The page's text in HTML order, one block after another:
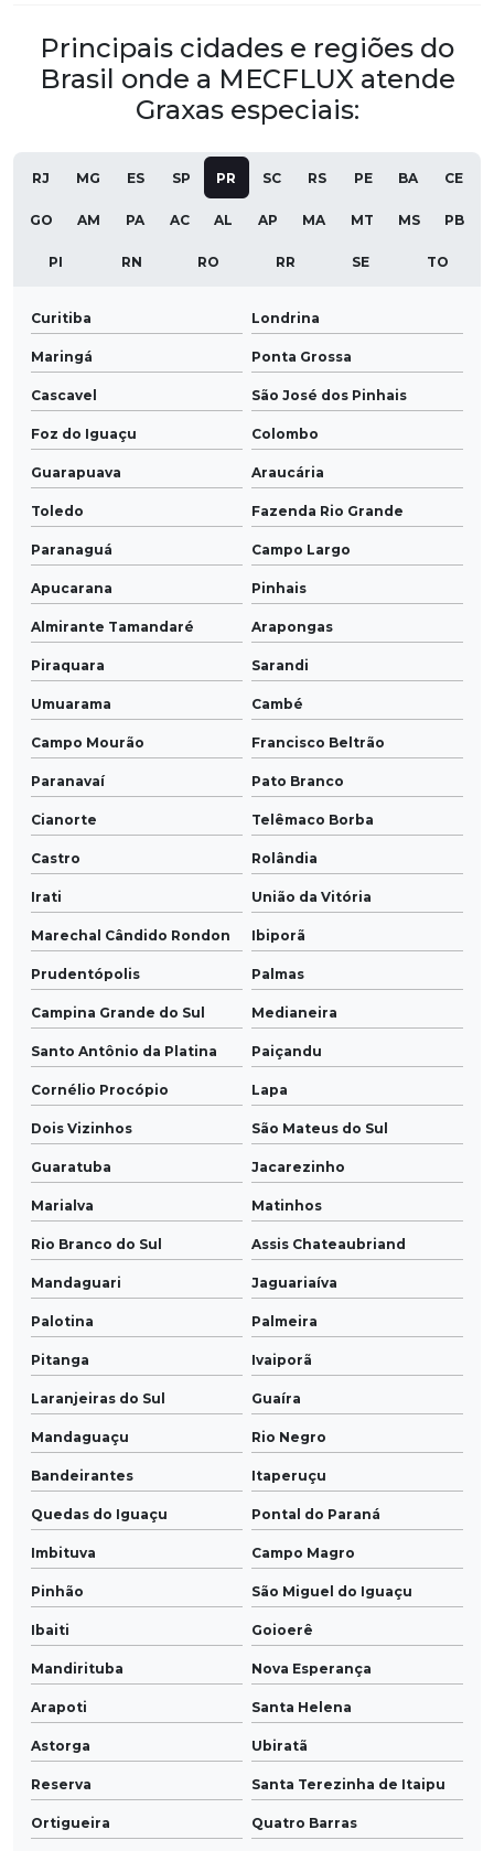
Principais cidades e regiões do
Brasil onde a MECFLUX atende
Graxas especiais:
RJ MG ES SP PR SC RS PE BA CE
GO AM PA AC AL AP MA MT MS PB
PI RN RO RR SE TO
Curitiba Londrina
Maringá Ponta Grossa
Cascavel São José dos Pinhais
Foz do Iguaçu Colombo
Guarapuava Araucária
Toledo Fazenda Rio Grande
Paranaguá Campo Largo
Apucarana Pinhais
Almirante Tamandaré Arapongas
Piraquara Sarandi
Umuarama Cambé
Campo Mourão Francisco Beltrão
Paranavaí Pato Branco
Cianorte Telêmaco Borba
Castro Rolândia
Irati União da Vitória
Marechal Cândido Rondon Ibiporã
Prudentópolis Palmas
Campina Grande do Sul Medianeira
Santo Antônio da Platina Paiçandu
Cornélio Procópio Lapa
Dois Vizinhos São Mateus do Sul
Guaratuba Jacarezinho
Marialva Matinhos
Rio Branco do Sul Assis Chateaubriand
Mandaguari Jaguariaíva
Palotina Palmeira
Pitanga Ivaiporã
Laranjeiras do Sul Guaíra
Mandaguaçu Rio Negro
Bandeirantes Itaperuçu
Quedas do Iguaçu Pontal do Paraná
Imbituva Campo Magro
Pinhão São Miguel do Iguaçu
Ibaiti Goioerê
Mandirituba Nova Esperança
Arapoti Santa Helena
Astorga Ubiratã
Reserva Santa Terezinha de Itaipu
Ortigueira Quatro Barras